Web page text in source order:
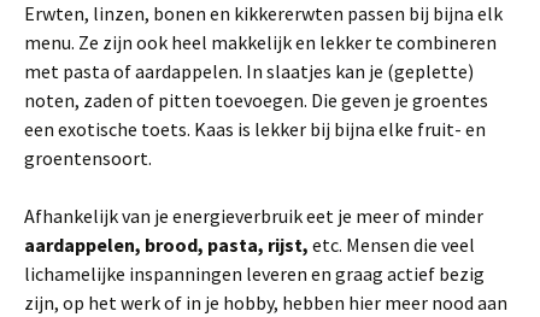
Erwten, linzen, bonen en kikkererwten passen bij bijna elk
menu. Ze zijn ook heel makkelijk en lekker te combineren
met pasta of aardappelen. In slaatjes kan je (geplette)
noten, zaden of pitten toevoegen. Die geven je groentes
een exotische toets. Kaas is lekker bij bijna elke fruit- en
groentensoort.
Afhankelijk van je energieverbruik eet je meer of minder
aardappelen, brood, pasta, rijst, etc. Mensen die veel
lichamelijke inspanningen leveren en graag actief bezig
zijn, op het werk of in je hobby, hebben hier meer nood aan